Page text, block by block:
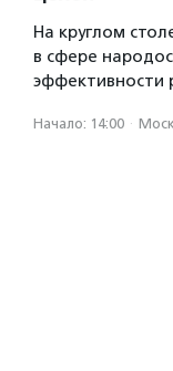
На круглом
в сфере
эффективности
Начало: 14:00 ·